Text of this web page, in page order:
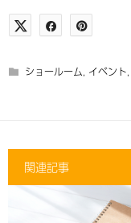
ショールーム, イベント,
関連記事